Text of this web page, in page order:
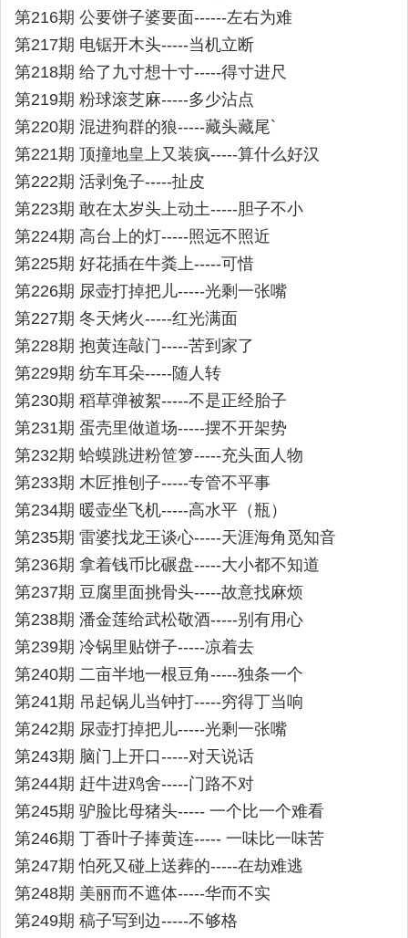
第216期 公要饼子婆要面------左右为难
第217期 电锯开木头-----当机立断
第218期 给了九寸想十寸-----得寸进尺
第219期 粉球滚芝麻-----多少沾点
第220期 混进狗群的狼-----藏头藏尾`
第221期 顶撞地皇上又装疯-----算什么好汉
第222期 活剥兔子-----扯皮
第223期 敢在太岁头上动土-----胆子不小
第224期 高台上的灯-----照远不照近
第225期 好花插在牛粪上-----可惜
第226期 尿壶打掉把儿-----光剩一张嘴
第227期 冬天烤火-----红光满面
第228期 抱黄连敲门-----苦到家了
第229期 纺车耳朵-----随人转
第230期 稻草弹被絮-----不是正经胎子
第231期 蛋壳里做道场-----摆不开架势
第232期 蛤蟆跳进粉笸箩-----充头面人物
第233期 木匠推刨子-----专管不平事
第234期 暖壶坐飞机-----高水平（瓶）
第235期 雷婆找龙王谈心-----天涯海角觅知音
第236期 拿着钱币比碾盘-----大小都不知道
第237期 豆腐里面挑骨头-----故意找麻烦
第238期 潘金莲给武松敬酒-----别有用心
第239期 冷锅里贴饼子-----凉着去
第240期 二亩半地一根豆角-----独条一个
第241期 吊起锅儿当钟打-----穷得丁当响
第242期 尿壶打掉把儿-----光剩一张嘴
第243期 脑门上开口-----对天说话
第244期 赶牛进鸡舍-----门路不对
第245期 驴脸比母猪头----- 一个比一个难看
第246期 丁香叶子捧黄连----- 一味比一味苦
第247期 怕死又碰上送葬的-----在劫难逃
第248期 美丽而不遮体-----华而不实
第249期 稿子写到边-----不够格